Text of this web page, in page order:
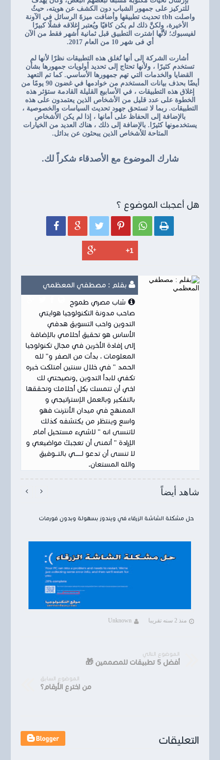
للتركيز على جمهور الشباب دون الكشف عن هويته، حيثُ
واصلت tbh تحديث تطبيقها وأضافت ميزةَ الرسائل في الآونة
الأخيرة، ولكنَّ ذلك لم يكن كافيًا ويُعتبر إغلاقه فشلًا كبيرًا
لفيسبوك؛ لأنَّها اشترت التطبيق قبل ثمانية أشهر فقط من الآن
أي فى شهر 10 من العام 2017.
أشارت الشركة إلى أنها تُغلق هذه التطبيقات نظرًا لأنها لم
تستخدم كثيرًا ، ولأنها تحتاج إلى تحديد أولويات جمهورها بشأن
القضايا والخدمات التي تهم جمهورها الأساسي. كما تم التعهد
أيضًا بحذف بيانات المستخدم من خوادمها في غضون 90 يومًا من
إغلاق هذه التطبيقات ، في الأسابيع القليلة القادمة ستؤثر هذه
الخطوة على عدد قليل من الأشخاص الذين يعتمدون على هذه
التطبيقات. ربما لا تستحق جهود تحديث السياسات والخصوصية ،
بالإضافة إلى الحفاظ على أمانها ، إذا لم يكن الأشخاص
يستخدمونها كثيرًا. بالإضافة إلى ذلك ، هناك العديد من الخيارات
المتاحة للأشخاص الذين يبحثون عن بدائل.
شارك الموضوع مع الأصدقاء شكراً لك.
هل أعجبك الموضوع ؟
     
بقلم : مصطفي المعظمي
شاب مصري طموح
صاحب مدونة التكنولوجيا هوايتي
التدوين واحب التسويق هدفي
الأساس هو تحقيق أحلامي بالإضافة
إلى إفادة الأخرين في مجال تكنولوجيا
المعلومات ، بدأت من الصفر و" لله
الحمد " في خلال سنتين أمتلكت خبره
تكفي لابدأ التدوين ,ونصيحتي لك
اخي أن تتمسك بكل أحلامك وتحققها
بالتفكير وبالعمل الإستراتيجي و
الممنهج في ميدان الأنترنت فهو
واسع وينتظر من يكتشفه كذلك
لاتنسى انه " لاشيء مستحيل أمام
الإرادة " أتمنى أن تعجبكَ مواضيعي و
لا تنسى أن تدعو لــــــي بالتـــوفيق
والله المستعان.
شاهد أيضاً
حل مشكلة الشاشة الزرقاء في ويندوز بسهولة وبدون فورمات
منذ 2 سنه تقريبا Unknown
 
الموضوع التالي
أفضل 5 تطبيقات للمصممين 🎁
الموضوع السابق
من اخترع الأرقام؟
التعليقات